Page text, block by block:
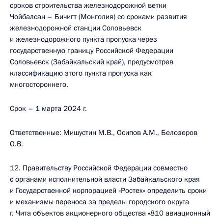
сроков строительства железнодорожной ветки
Чойбалсан – Бичигт (Монголия) со сроками развития
железнодорожной станции Соловьевск
и железнодорожного пункта пропуска через
государственную границу Российской Федерации
Соловьевск (Забайкальский край), предусмотрев
классификацию этого пункта пропуска как
многостороннего.
Срок – 1 марта 2024 г.
Ответственные: Мишустин М.В., Осипов А.М., Белозеров
О.В.
12. Правительству Российской Федерации совместно
с органами исполнительной власти Забайкальского края
и Государственной корпорацией «Ростех» определить сроки
и механизмы переноса за пределы городского округа
г. Чита объектов акционерного общества «810 авиационный